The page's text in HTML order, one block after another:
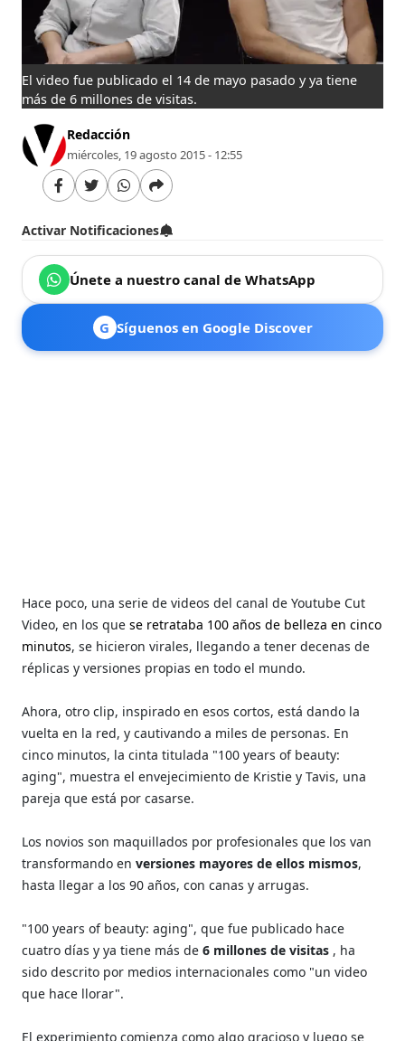
El video fue publicado el 14 de mayo pasado y ya tiene
más de 6 millones de visitas.
Redacción
miércoles, 19 agosto 2015 - 12:55
Activar Notificaciones
Únete a nuestro canal de WhatsApp
G Síguenos en Google Discover
Hace poco, una serie de videos del canal de Youtube Cut
Video, en los quese retrataba 100 años de belleza en cinco
minutos, se hicieron virales, llegando a tener decenas de
réplicas y versiones propias en todo el mundo.
Ahora, otro clip, inspirado en esos cortos, está dando la
vuelta en la red, y cautivando a miles de personas. En
cinco minutos, la cinta titulada "100 years of beauty:
aging", muestra el envejecimiento de Kristie y Tavis, una
pareja que está por casarse.
Los novios son maquillados por profesionales que los van
transformando enversiones mayores de ellos mismos,
hasta llegar a los 90 años, con canas y arrugas.
"100 years of beauty: aging", que fue publicado hace
cuatro días y ya tiene más de6 millones de visitas , ha
sido descrito por medios internacionales como "un video
que hace llorar".
El experimiento comienza como algo gracioso y luego se